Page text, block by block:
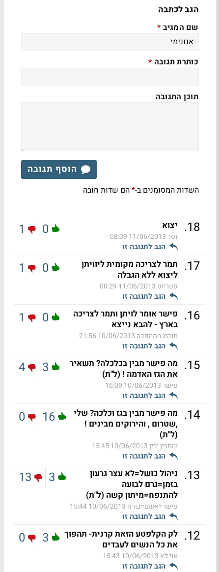
הגב לכתבה
שם המגיב *
כותרת תגובה *
תוכן התגובה
הוסף תגובה
השדות המסומנים ב-*הם שדות חובה
18
. יצוא
זסר11/06/2013 08:09
הגב לתגובה זו
0
1
17
. תמר לצריכה מקומית ליוויתן
ליצוא ללא הגבלה
פטריוט 11/06/2013 00:29
הגב לתגובה זו
0
1
16
. פישר אומר לויתן ותמר לצריכה
בארץ - להבא נייצא
מנהיג המהפכה 10/06/2013 21:56
הגב לתגובה זו
0
1
15
. מה פישר מבין בכלכלה? תשאיר
את הגז האדמה ! (ל"ת)
פישר10/06/2013 16:09
הגב לתגובה זו
3
4
14
. מה פישר מבין בגז וכלכה? שלי
,שטרום , והירוקים מבינים !
(ל"ת)
והמבין יבין10/06/2013 15:45
הגב לתגובה זו
16
0
13
. ניהול כושל=לא עצר גרעון
בזמן=גרם לבועה
להתנפח=מיתון קשה (ל"ת)
פישר=אשם=בורח 10/06/2013 15:44
הגב לתגובה זו
3
13
12
. לק הקלפטע הזאת קרנית- תהפוך
את כל הנשים לעבדים
אוי לא 10/06/2013 15:43
הגב לתגובה זו
3
0